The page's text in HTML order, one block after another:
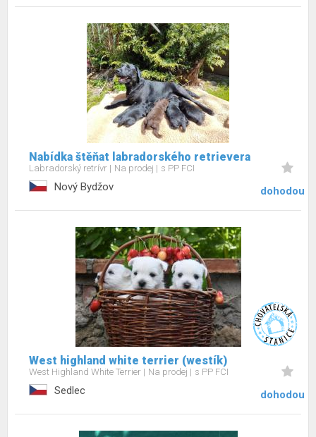
Nabídka štěňat labradorského retrievera
Labradorský retrívr Na prodej s PP FCI
Nový Bydžov dohodou
West highland white terrier (westík)
West Highland White Terrier Na prodej s PP FCI
Sedlec dohodou